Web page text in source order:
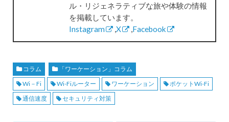
ル・リジェネラティブな旅や体験の情報
を掲載しています。
Instagram
,X ,Facebook
コラム
「ワーケーション」コラム
Wi－Fi
Wi-Fiルーター ワーケーション
ポケットWi-Fi
通信速度
セキュリティ対策